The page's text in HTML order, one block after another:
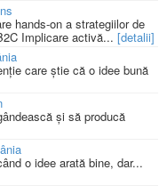
hands-on a strategiilor de
Implicare activă... [detalii]
care știe că o idee bună
și să producă
o idee arată bine, dar...